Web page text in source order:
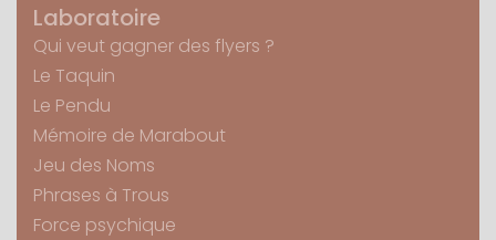
Laboratoire
Qui veut gagner des flyers ?
Le Taquin
Le Pendu
Mémoire de Marabout
Jeu des Noms
Phrases à Trous
Force psychique